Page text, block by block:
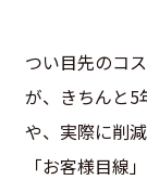
つい目先のコ
が、きちんと5
や、実際に削
「お客様目線